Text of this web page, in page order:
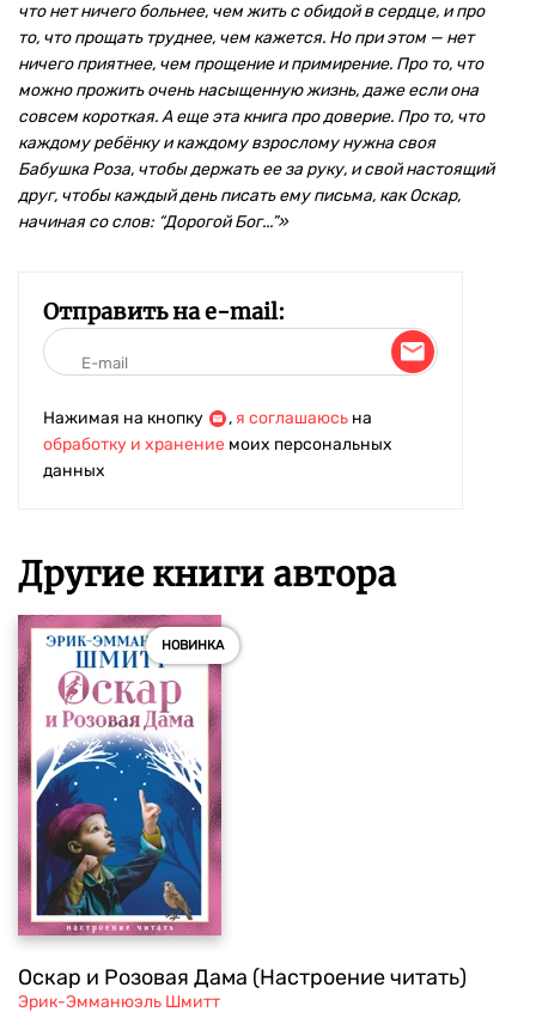
что нет ничего больнее, чем жить с обидой в сердце, и про
то, что прощать труднее, чем кажется. Но при этом — нет
ничего приятнее, чем прощение и примирение. Про то, что
можно прожить очень насыщенную жизнь, даже если она
совсем короткая. А еще эта книга про доверие. Про то, что
каждому ребёнку и каждому взрослому нужна своя
Бабушка Роза, чтобы держать ее за руку, и свой настоящий
друг, чтобы каждый день писать ему письма, как Оскар,
начиная со слов: “Дорогой Бог...”»
Отправить на e-mail:
Нажимая на кнопку , я соглашаюсь на
обработку и хранение моих персональных
данных
Другие книги автора
НОВИНКА
Оскар и Розовая Дама (Настроение читать)
Эрик-Эмманюэль Шмитт